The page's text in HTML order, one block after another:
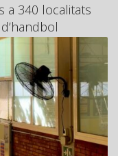
a 340 localitats